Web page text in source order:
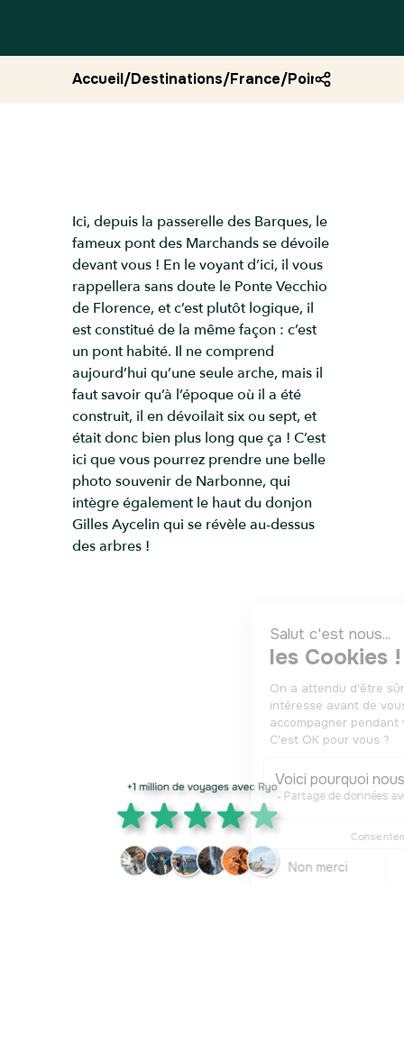
Accueil/Destinations/France/Point de vue
Ici, depuis la passerelle des Barques, le
fameux pont des Marchands se dévoile
devant vous ! En le voyant d’ici, il vous
rappellera sans doute le Ponte Vecchio
de Florence, et c’est plutôt logique, il
est constitué de la même façon : c’est
un pont habité. Il ne comprend
aujourd’hui qu’une seule arche, mais il
faut savoir qu’à l’époque où il a été
construit, il en dévoilait six ou sept, et
était donc bien plus long que ça ! C’est
ici que vous pourrez prendre une belle
photo souvenir de Narbonne, qui
intègre également le haut du donjon
Gilles Aycelin qui se révèle au-dessus
des arbres !